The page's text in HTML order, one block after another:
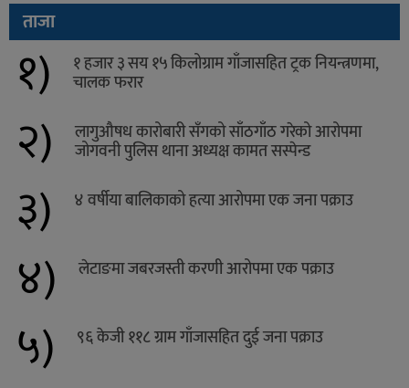
ताजा
१) १ हजार ३ सय १५ किलोग्राम गाँजासहित ट्रक नियन्त्रणमा,
चालक फरार
२) लागुऔषध कारोबारी सँगको साँठगाँठ गरेको आरोपमा
जोगवनी पुलिस थाना अध्यक्ष कामत सस्पेन्ड
३) ४ वर्षीया बालिकाको हत्या आरोपमा एक जना पक्राउ
४) लेटाङमा जबरजस्ती करणी आरोपमा एक पक्राउ
५) ९६ केजी ११८ ग्राम गाँजासहित दुई जना पक्राउ